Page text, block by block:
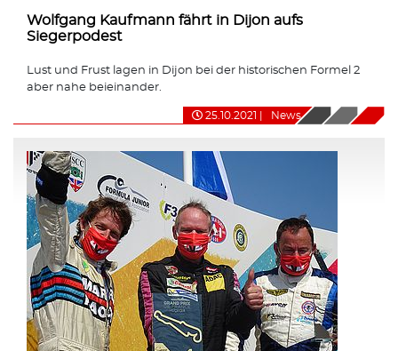
Wolfgang Kaufmann fährt in Dijon aufs
Siegerpodest
Lust und Frust lagen in Dijon bei der historischen Formel 2
aber nahe beieinander.
25.10.2021 News